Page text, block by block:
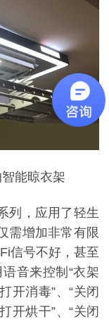
能晾衣架
列，应用了轻生
需增加非常有限
信号不好，甚至
音来控制“衣架
开消毒”、“关闭
开烘干”、“关闭